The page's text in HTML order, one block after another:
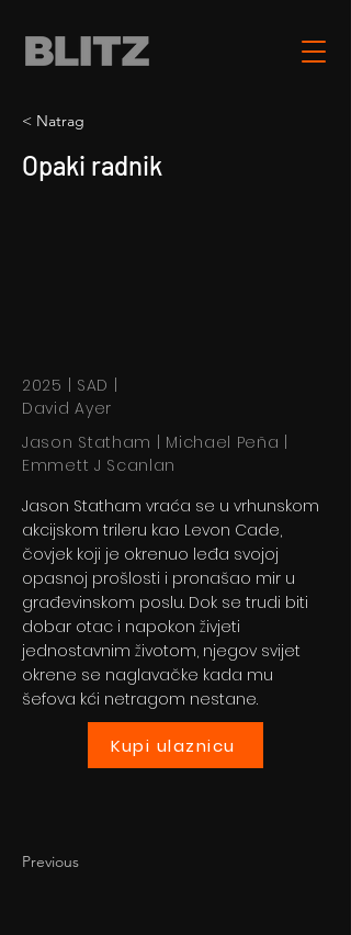
< Natrag
Opaki radnik
2025 | SAD |
David Ayer
Jason Statham | Michael Peña |
Emmett J Scanlan
Jason Statham vraća se u vrhunskom
akcijskom trileru kao Levon Cade,
čovjek koji je okrenuo leđa svojoj
opasnoj prošlosti i pronašao mir u
građevinskom poslu. Dok se trudi biti
dobar otac i napokon živjeti
jednostavnim životom, njegov svijet
okrene se naglavačke kada mu
šefova kći netragom nestane.
Kupi ulaznicu
Previous